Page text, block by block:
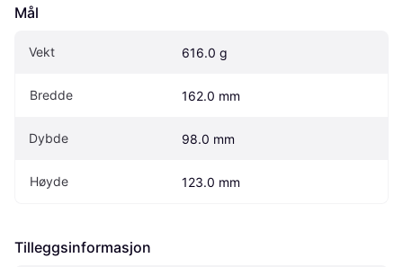
Mål
Vekt 616.0 g
Bredde 162.0 mm
Dybde 98.0 mm
Høyde 123.0 mm
Tilleggsinformasjon